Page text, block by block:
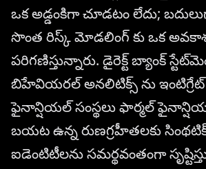
ఒక అడ్డంకిగా చూడటం లేదు;
సొంత రిస్క్ మోడలింగ్ కు ఒక
పరిగణిస్తున్నారు. డైరెక్ట్ బ్యాంక్
బిహేవియరల్ అనలిటిక్స్ ను
ఫైనాన్షియల్ సంస్థలు ఫార్మల్
బయట ఉన్న రుణగ్రహీతలకు సింథటిక్
ఐడెంటిటీలను సమర్థవంతంగా